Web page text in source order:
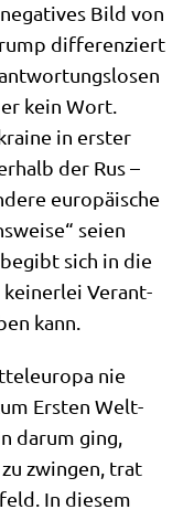
Bild von
dif­fe­ren­ziert
kein Wort.
in erster
der Rus –
euro­päi­sche
sei­en
sich in die
kei­ner­lei Ver­ant­
kann.
nie
Ersten Welt­
dar­um ging,
zwin­gen, trat
In die­sem